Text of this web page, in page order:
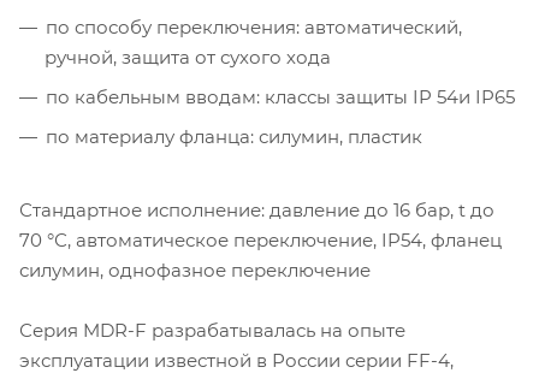
по способу переключения: автоматический,
ручной, защита от сухого хода
по кабельным вводам: классы защиты IP 54и IP65
по материалу фланца: силумин, пластик
Стандартное исполнение: давление до 16 бар, t до
70 °С, автоматическое переключение, IP54, фланец
силумин, однофазное переключение
Серия MDR-F разрабатывалась на опыте
эксплуатации известной в России серии FF-4,